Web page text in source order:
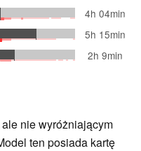
4h 04min
5h 15min
2h 9min
nie wyróżniającym
ten posiada kartę